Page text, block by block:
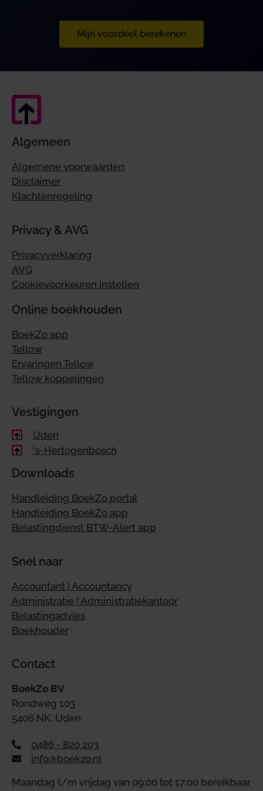
Mijn voordeel berekenen
Algemeen
Algemene voorwaarden
Disclaimer
Klachtenregeling
Privacy & AVG
Privacyverklaring
AVG
Cookievoorkeuren instellen
Online boekhouden
BoekZo app
Tellow
Ervaringen Tellow
Tellow koppelingen
Vestigingen
Uden
's-Hertogenbosch
Downloads
Handleiding BoekZo portal
Handleiding BoekZo app
Belastingdienst BTW-Alert app
Snel naar
Accountant | Accountancy
Administratie | Administratiekantoor
Belastingadvies
Boekhouder
Contact
BoekZo BV
Rondweg 103
5406 NK, Uden
0486 - 820 203
info@boekzo.nl
Maandag t/m vrijdag van 09:00 tot 17:00 bereikbaar